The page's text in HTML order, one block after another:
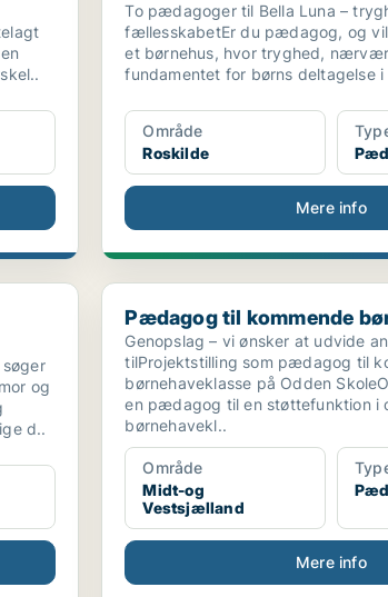
To pædagoger til Bella Luna –
fællesskabetEr du pædagog, og
et børnehus, hvor tryghed,
fundamentet for børns deltagelse i
Område
Roskilde
Mere info
og...
søger
og
d..
Pædagog til kommende
Pædagog til kommende
Genopslag – vi ønsker at udvide
tilProjektstilling som pædagog til
børnehaveklasse på Odden
en pædagog til en støttefunktion i
børnehavekl..
Område
Midt-og
Vestsjælland
Mere info